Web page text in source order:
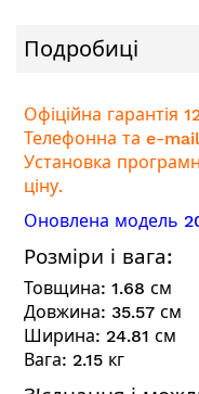
Подробиці
Офіційна гарантія
Телефонна та e-mail
Установка
ціну.
Оновлена модель
Розміри і вага:
Товщина: 1.68 см
Довжина: 35.57 см
Ширина: 24.81 см
Вага: 2.15 кг